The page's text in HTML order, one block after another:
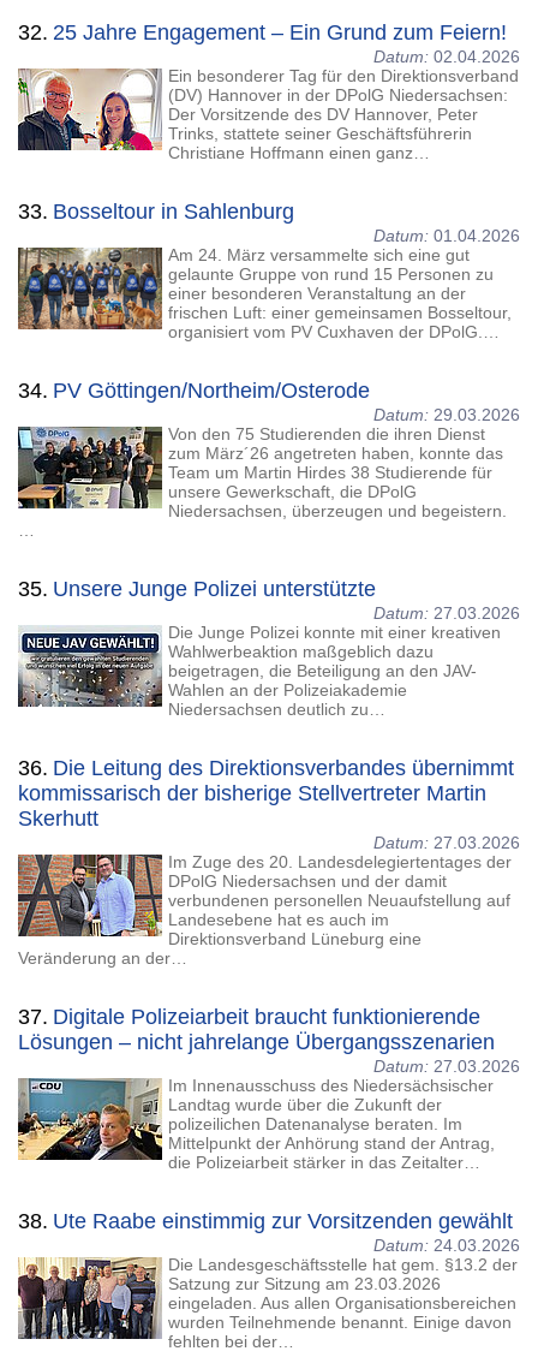
32. 25 Jahre Engagement – Ein Grund zum Feiern!
Datum: 02.04.2026
Ein besonderer Tag für den Direktionsverband
(DV) Hannover in der DPolG Niedersachsen:
Der Vorsitzende des DV Hannover, Peter
Trinks, stattete seiner Geschäftsführerin
Christiane Hoffmann einen ganz…
33. Bosseltour in Sahlenburg
Datum: 01.04.2026
Am 24. März versammelte sich eine gut
gelaunte Gruppe von rund 15 Personen zu
einer besonderen Veranstaltung an der
frischen Luft: einer gemeinsamen Bosseltour,
organisiert vom PV Cuxhaven der DPolG.…
34. PV Göttingen/Northeim/Osterode
Datum: 29.03.2026
Von den 75 Studierenden die ihren Dienst
zum März´26 angetreten haben, konnte das
Team um Martin Hirdes 38 Studierende für
unsere Gewerkschaft, die DPolG
Niedersachsen, überzeugen und begeistern.
35. Unsere Junge Polizei unterstützte
Datum: 27.03.2026
Die Junge Polizei konnte mit einer kreativen
Wahlwerbeaktion maßgeblich dazu
beigetragen, die Beteiligung an den JAV-
Wahlen an der Polizeiakademie
Niedersachsen deutlich zu…
36. Die Leitung des Direktionsverbandes übernimmt
kommissarisch der bisherige Stellvertreter Martin
Skerhutt
Datum: 27.03.2026
Im Zuge des 20. Landesdelegiertentages der
DPolG Niedersachsen und der damit
verbundenen personellen Neuaufstellung auf
Landesebene hat es auch im
Direktionsverband Lüneburg eine
Veränderung an der…
37. Digitale Polizeiarbeit braucht funktionierende
Lösungen – nicht jahrelange Übergangsszenarien
Datum: 27.03.2026
Im Innenausschuss des Niedersächsischer
Landtag wurde über die Zukunft der
polizeilichen Datenanalyse beraten. Im
Mittelpunkt der Anhörung stand der Antrag,
die Polizeiarbeit stärker in das Zeitalter…
38. Ute Raabe einstimmig zur Vorsitzenden gewählt
Datum: 24.03.2026
Die Landesgeschäftsstelle hat gem. §13.2 der
Satzung zur Sitzung am 23.03.2026
eingeladen. Aus allen Organisationsbereichen
wurden Teilnehmende benannt. Einige davon
fehlten bei der…